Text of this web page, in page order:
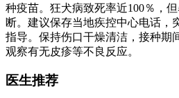
种疫苗。狂犬病致死率近100％，
断。建议保存当地疾控中心电话，
指导。保持伤口干燥清洁，接种期
观察有无皮疹等不良反应。
医生推荐